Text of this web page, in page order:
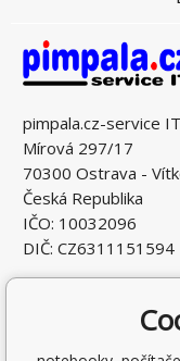
pimpala.cz-service IT
Mírová 297/17
70300 Ostrava -
Česká Republika
IČO: 10032096
DIČ: CZ6311151594